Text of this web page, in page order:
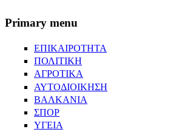
Primary menu
ΕΠΙΚΑΙΡΟΤΗΤΑ
ΠΟΛΙΤΙΚΗ
ΑΓΡΟΤΙΚΑ
ΑΥΤΟΔΙΟΙΚΗΣΗ
ΒΑΛΚΑΝΙΑ
ΣΠΟΡ
ΥΓΕΙΑ